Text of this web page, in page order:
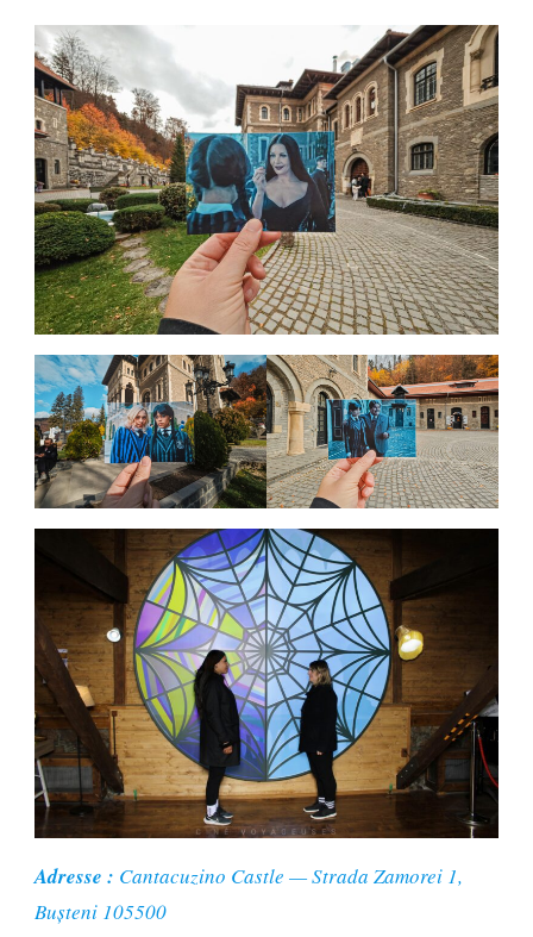
Adresse : Cantacuzino Castle — Strada Zamorei 1,
Bușteni 105500